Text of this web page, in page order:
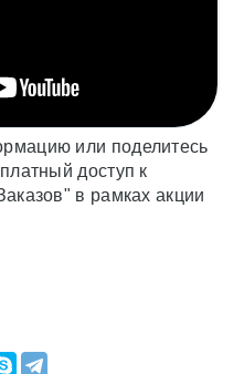
или поделитесь
доступ к
в рамках акции